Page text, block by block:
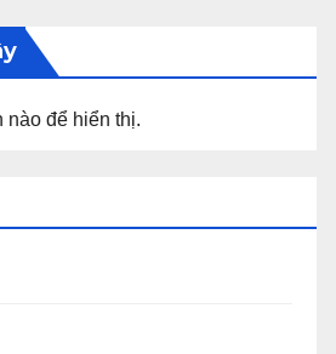
nào để hiển thị.